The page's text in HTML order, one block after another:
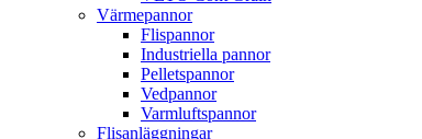
Värmepannor
Flispannor
Industriella pannor
Pelletspannor
Vedpannor
Varmluftspannor
Flisanläggningar